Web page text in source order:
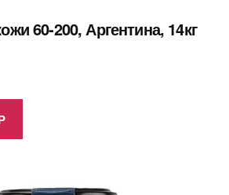
60-200, Аргентина, 14кг